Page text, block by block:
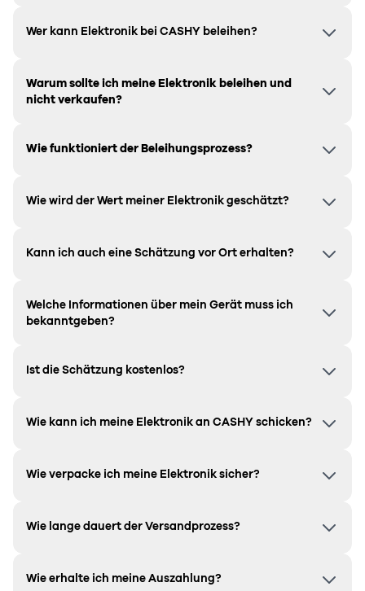
Wer kann Elektronik bei CASHY beleihen?
Warum sollte ich meine Elektronik beleihen und
nicht verkaufen?
Wie funktioniert der Beleihungsprozess?
Wie wird der Wert meiner Elektronik geschätzt?
Kann ich auch eine Schätzung vor Ort erhalten?
Welche Informationen über mein Gerät muss ich
bekanntgeben?
Ist die Schätzung kostenlos?
Wie kann ich meine Elektronik an CASHY schicken?
Wie verpacke ich meine Elektronik sicher?
Wie lange dauert der Versandprozess?
Wie erhalte ich meine Auszahlung?